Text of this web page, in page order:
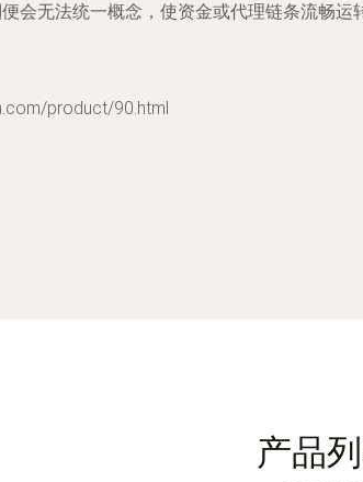
会无法统一概念，使资金或代理链条流畅运
product/90.html
产品